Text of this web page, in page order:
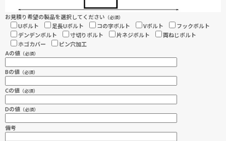
お見積り希望の製品を選択してください （必須）
Uボルト 足長Uボルト コの字ボルト Vボルト
フックボルト
デンデンボルト
寸切りボルト 片ネジボルト
両ねじボルト
ホゴカバー
ピン穴加工
Aの値 （必須）
Bの値 （必須）
Cの値 （必須）
Dの値 （必須）
備考